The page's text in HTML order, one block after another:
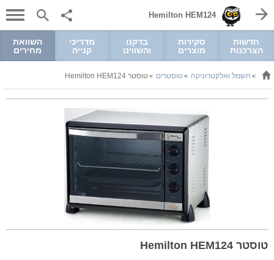
Hemilton HEM124
חדשות
הצרכנות
סקירות
מוצרים
בדקנו
והשווינו
מדריכי
קנייה
השוואת
מחירים
> חשמל ואלקטרוניקה > טוסטרים >טוסטר Hemilton HEM124
טוסטר Hemilton HEM124